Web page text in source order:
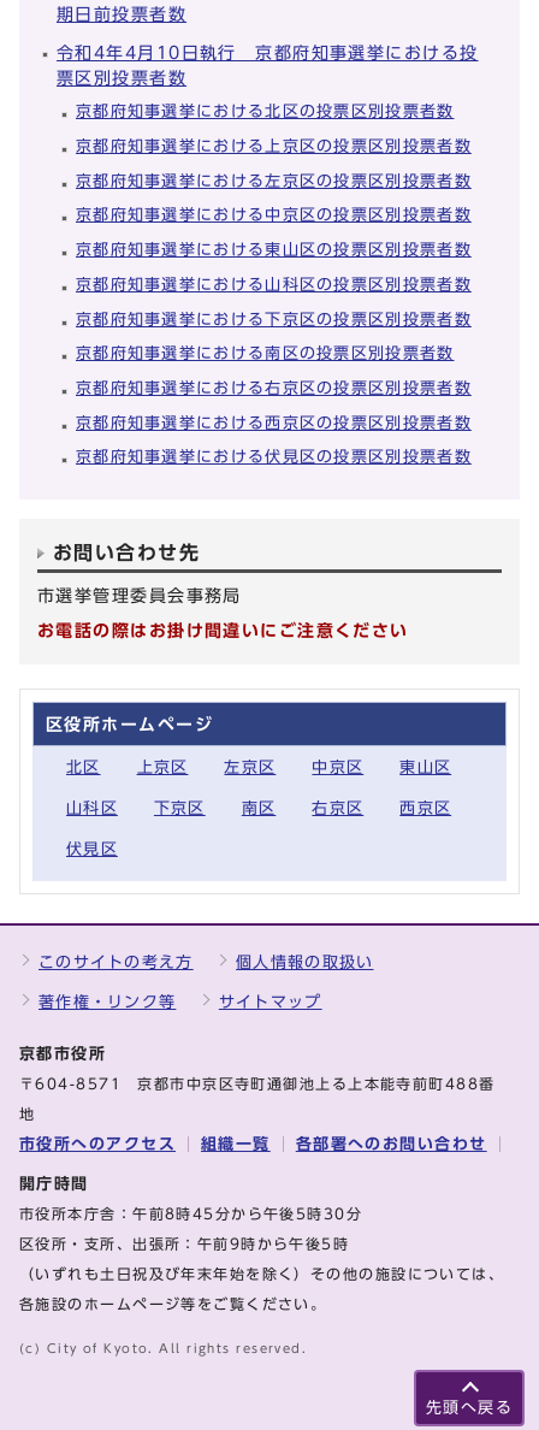
期日前投票者数
令和4年4月10日執行 京都府知事選挙における投
票区別投票者数
京都府知事選挙における北区の投票区別投票者数
京都府知事選挙における上京区の投票区別投票者数
京都府知事選挙における左京区の投票区別投票者数
京都府知事選挙における中京区の投票区別投票者数
京都府知事選挙における東山区の投票区別投票者数
京都府知事選挙における山科区の投票区別投票者数
京都府知事選挙における下京区の投票区別投票者数
京都府知事選挙における南区の投票区別投票者数
京都府知事選挙における右京区の投票区別投票者数
京都府知事選挙における西京区の投票区別投票者数
京都府知事選挙における伏見区の投票区別投票者数
お問い合わせ先
市選挙管理委員会事務局
お電話の際はお掛け間違いにご注意ください
区役所ホームページ
北区 上京区 左京区 中京区 東山区
山科区 下京区 南区 右京区 西京区
伏見区
先頭へ戻る
このサイトの考え方 個人情報の取扱い
著作権・リンク等 サイトマップ
京都市役所
〒604-8571 京都市中京区寺町通御池上る上本能寺前町488番
地
市役所へのアクセス 組織一覧 各部署へのお問い合わせ
開庁時間
市役所本庁舎：午前8時45分から午後5時30分
区役所・支所、出張所：午前9時から午後5時
（いずれも土日祝及び年末年始を除く）その他の施設については、
各施設のホームページ等をご覧ください。
(c) City of Kyoto. All rights reserved.